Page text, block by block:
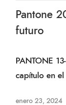
Pantone
futuro
PANTONE
capítulo en
enero 23, 2024